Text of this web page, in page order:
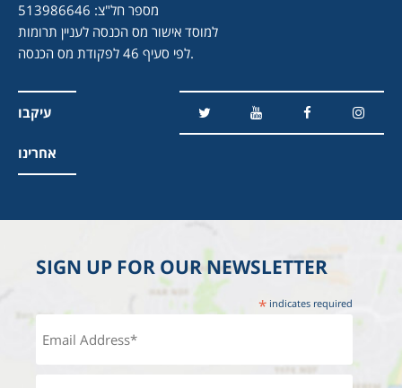
מספר חל"צ: 513986646
למוסד אישור מס הכנסה לעניין תרומות
לפי סעיף 46 לפקודת מס הכנסה.
עיקבו
אחרינו
SIGN UP FOR OUR NEWSLETTER
* indicates required